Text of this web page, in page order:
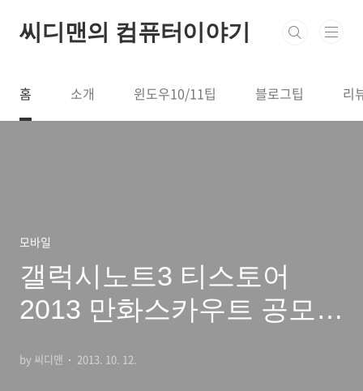
씨디맨의 컴퓨터이야기
홈 소개 윈도우10/11팁 블로그팁 리
모바일
갤럭시노트3 티스토어
2013 만화스카우트 공모전
by 씨디맨 2013. 10. 12.